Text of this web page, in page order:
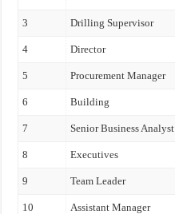
3 Drilling Supervisor
4 Director
5 Procurement Manager
6 Building
7 Senior Business Analyst
8 Executives
9 Team Leader
10 Assistant Manager